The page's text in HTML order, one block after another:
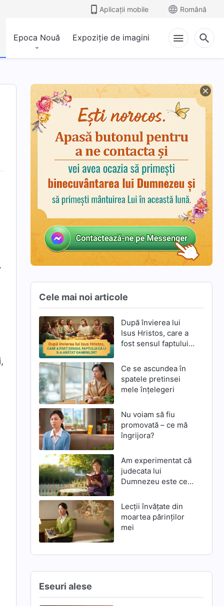
Aplicații mobile Română
Epoca Nouă Expoziție de imagini
Cele mai noi articole
După învierea lui
Isus Hristos, care a
fost sensul faptului
oamenilor?
Ce se ascundea în
spatele pretinsei
mele înțelegeri
Nu voiam să fiu
promovată – ce mă
îngrijora?
Am experimentat că
judecata lui
Dumnezeu este cea
Lecții învățate din
moartea părinților
mei
Eseuri alese